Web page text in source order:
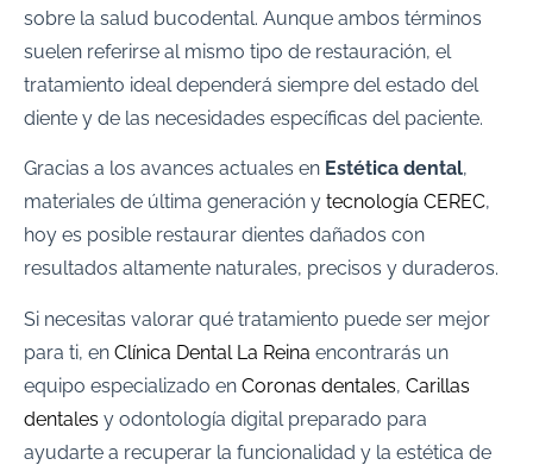
sobre la salud bucodental. Aunque ambos términos
suelen referirse al mismo tipo de restauración, el
tratamiento ideal dependerá siempre del estado del
diente y de las necesidades específicas del paciente.
Gracias a los avances actuales en Estética dental,
materiales de última generación y tecnología CEREC,
hoy es posible restaurar dientes dañados con
resultados altamente naturales, precisos y duraderos.
Si necesitas valorar qué tratamiento puede ser mejor
para ti, en Clínica Dental La Reina encontrarás un
equipo especializado en Coronas dentales, Carillas
dentales y odontología digital preparado para
ayudarte a recuperar la funcionalidad y la estética de